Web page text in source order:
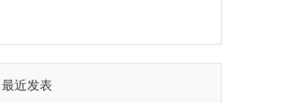
最近发表